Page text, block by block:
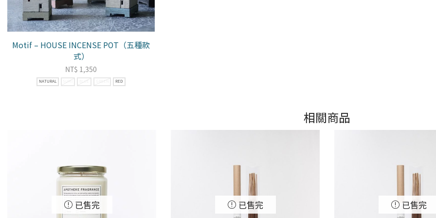
Motif – HOUSE INCENSE POT（五種款
式）
NT$ 1,350
NATURAL SUMI BLUE GREEN RED
相關商品
已售完 已售完 已售完